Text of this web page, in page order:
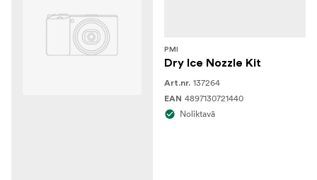
PMI
Dry Ice Nozzle Kit
Art.nr. 137264
EAN 4897130721440
Noliktavā